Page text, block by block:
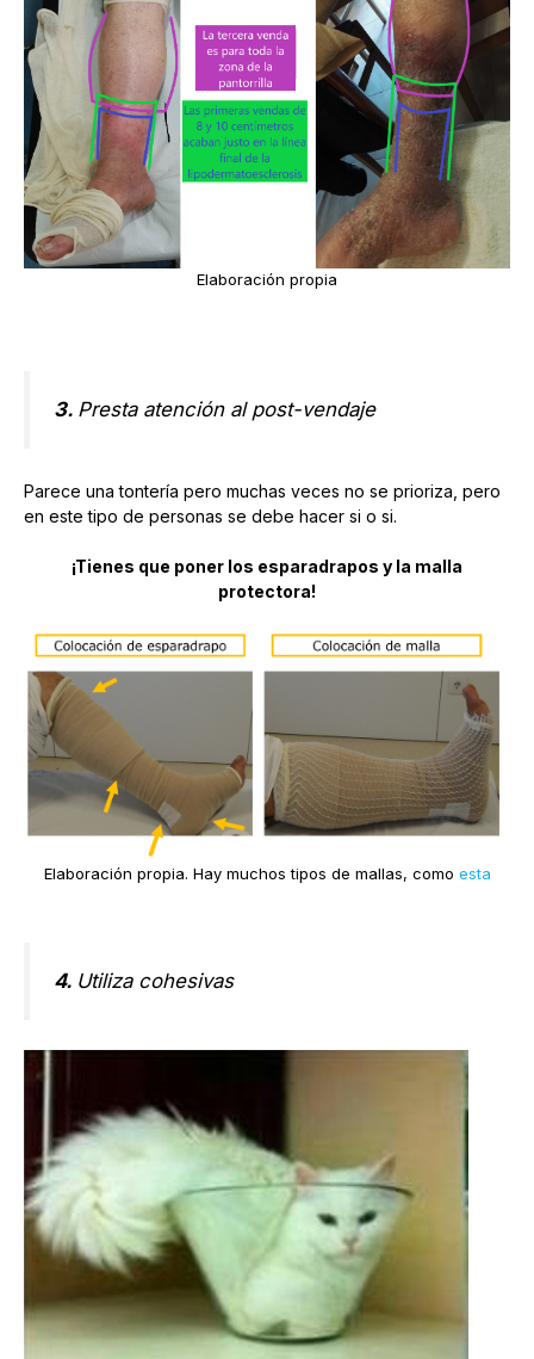
Elaboración propia
3. Presta atención al post-vendaje
Parece una tontería pero muchas veces no se prioriza, pero
en este tipo de personas se debe hacer si o si.
¡Tienes que poner los esparadrapos y la malla
protectora!
Elaboración propia. Hay muchos tipos de mallas, como esta
4. Utiliza cohesivas